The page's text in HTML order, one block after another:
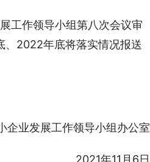
工作领导小组第八次会议审
、2022年底将落实情况报送
企业发展工作领导小组办公室
2021年11月6日